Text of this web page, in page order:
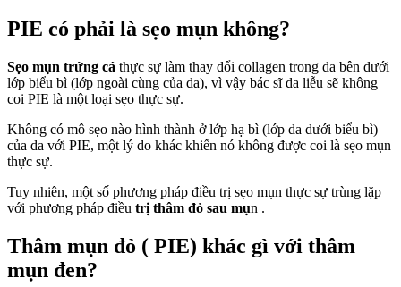
PIE có phải là sẹo mụn không?
Sẹo mụn trứng cá thực sự làm thay đổi collagen trong da bên dưới
lớp biểu bì (lớp ngoài cùng của da), vì vậy bác sĩ da liễu sẽ không
coi PIE là một loại sẹo thực sự.
Không có mô sẹo nào hình thành ở lớp hạ bì (lớp da dưới biểu bì)
của da với PIE, một lý do khác khiến nó không được coi là sẹo mụn
thực sự.
Tuy nhiên, một số phương pháp điều trị sẹo mụn thực sự trùng lặp
với phương pháp điều trị thâm đỏ sau mụn .
Thâm mụn đỏ ( PIE) khác gì với thâm
mụn đen?